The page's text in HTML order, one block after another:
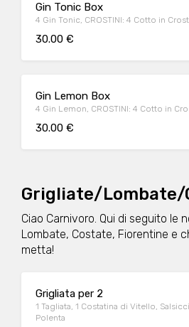
Gin Tonic Box
4 Gin Tonic, CROSTINI: 4 Cotto in
30.00 €
Gin Lemon Box
4 Gin Lemon, CROSTINI: 4 Cotto in
30.00 €
Grigliate/
Ciao Carnivoro. Qui di seguito le
Lombate, Costate, Fiorentine e
metta!
Grigliata per 2
1 Tagliata, 1 Costatina di Vitello,
Polenta